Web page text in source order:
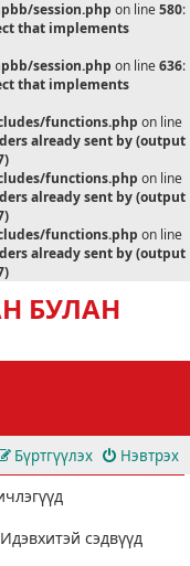
session.php on line580:
that implements
session.php on line636:
that implements
functions.php on line
already sent by (output
functions.php on line
already sent by (output
functions.php on line
already sent by (output
БУЛАН
Нэвтрэх
Бүртгүүлэх
Идэвхитэй сэдвүүд